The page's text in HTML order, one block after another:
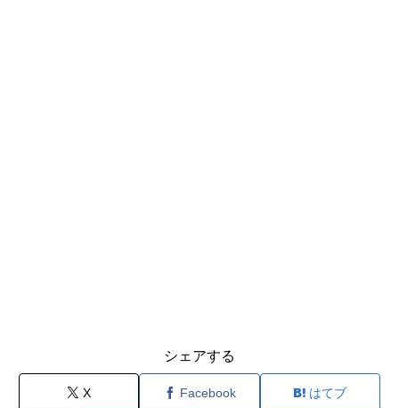
シェアする
X Facebook はてブ